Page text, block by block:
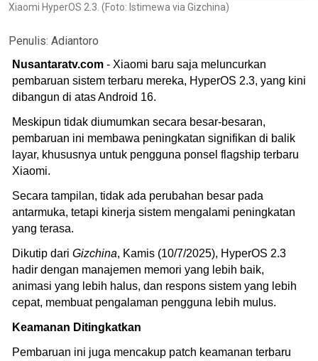
Xiaomi HyperOS 2.3. (Foto: Istimewa via Gizchina)
Penulis: Adiantoro
Nusantaratv.com - Xiaomi baru saja meluncurkan
pembaruan sistem terbaru mereka, HyperOS 2.3, yang kini
dibangun di atas Android 16.
Meskipun tidak diumumkan secara besar-besaran,
pembaruan ini membawa peningkatan signifikan di balik
layar, khususnya untuk pengguna ponsel flagship terbaru
Xiaomi.
Secara tampilan, tidak ada perubahan besar pada
antarmuka, tetapi kinerja sistem mengalami peningkatan
yang terasa.
Dikutip dari Gizchina, Kamis (10/7/2025), HyperOS 2.3
hadir dengan manajemen memori yang lebih baik,
animasi yang lebih halus, dan respons sistem yang lebih
cepat, membuat pengalaman pengguna lebih mulus.
Keamanan Ditingkatkan
Pembaruan ini juga mencakup patch keamanan terbaru